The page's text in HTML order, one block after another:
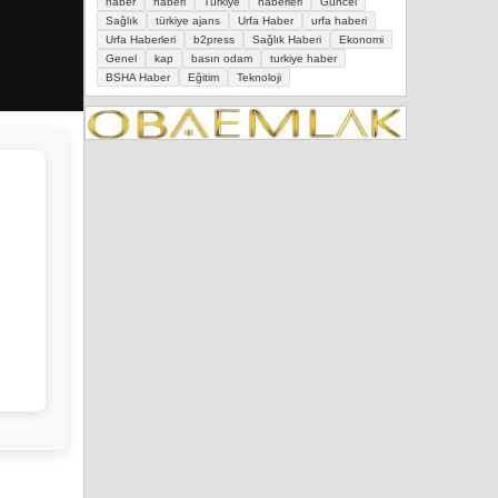
Sağlık
türkiye ajans Urfa Haber
urfa haberi
Urfa Haberleri
b2press Sağlık Haberi
Ekonomi
Genel
kap basın odam
turkiye haber
BSHA Haber
Eğitim Teknoloji